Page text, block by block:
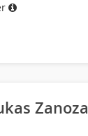
Zanoza